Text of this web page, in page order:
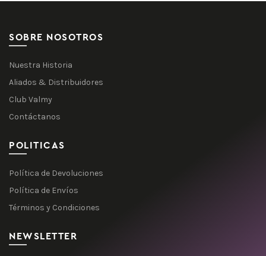
SOBRE NOSOTROS
Nuestra Historia
Aliados & Distribuidores
Club Valmy
Contáctanos
POLITICAS
Política de Devoluciones
Política de Envíos
Términos y Condiciones
NEWSLETTER